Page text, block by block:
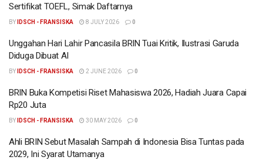
Sertifikat TOEFL, Simak Daftarnya
BY IDSCH - FRANSISKA 8 JULY 2026 0
Unggahan Hari Lahir Pancasila BRIN Tuai Kritik, Ilustrasi Garuda
Diduga Dibuat AI
BY IDSCH - FRANSISKA 2 JUNE 2026 0
BRIN Buka Kompetisi Riset Mahasiswa 2026, Hadiah Juara Capai
Rp20 Juta
BY IDSCH - FRANSISKA 30 MAY 2026 0
Ahli BRIN Sebut Masalah Sampah di Indonesia Bisa Tuntas pada
2029, Ini Syarat Utamanya